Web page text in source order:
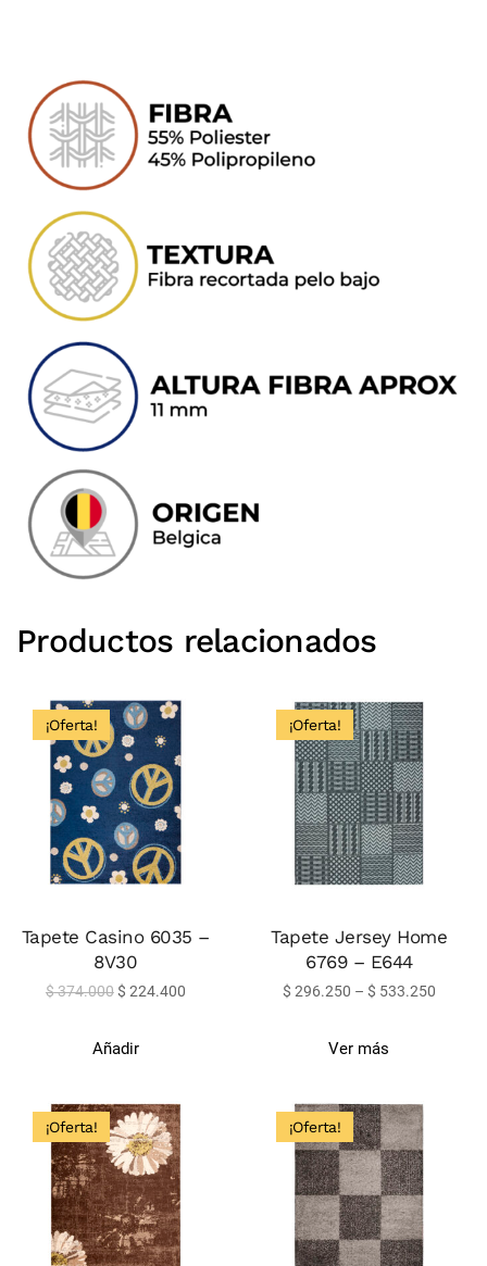
Productos relacionados
¡Oferta!
Tapete Casino 6035 –
8V30
$374.000$ 224.400
Añadir
¡Oferta!
Tapete Jersey Home
6769 – E644
$ 296.250 – $ 533.250
Ver más
¡Oferta! ¡Oferta!